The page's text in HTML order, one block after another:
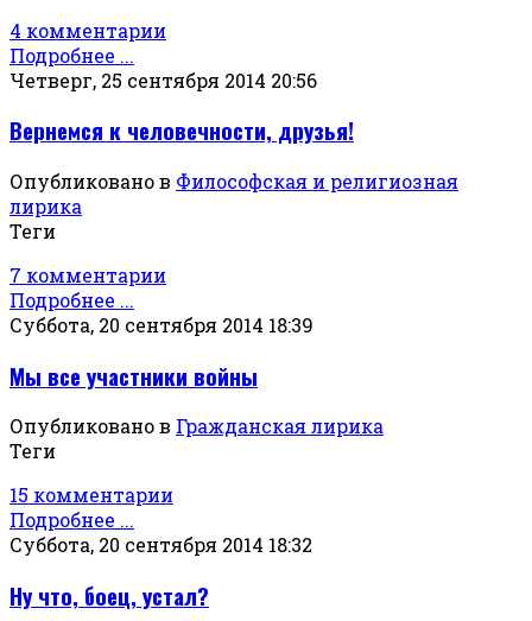
4 комментарии
Подробнее ...
Четверг, 25 сентября 2014 20:56
Вернемся к человечности, друзья!
Опубликовано в Философская и религиозная
лирика
Теги
7 комментарии
Подробнее ...
Суббота, 20 сентября 2014 18:39
Мы все участники войны
Опубликовано в Гражданская лирика
Теги
15 комментарии
Подробнее ...
Суббота, 20 сентября 2014 18:32
Ну что, боец, устал?